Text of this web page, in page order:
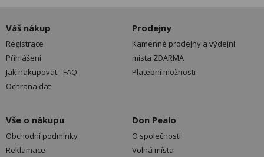
Váš nákup
Registrace
Přihlášení
Jak nakupovat - FAQ
Ochrana dat
Prodejny
Kamenné prodejny a výdejní
místa ZDARMA
Platební možnosti
Vše o nákupu
Obchodní podmínky
Reklamace
Don Pealo
O společnosti
Volná místa